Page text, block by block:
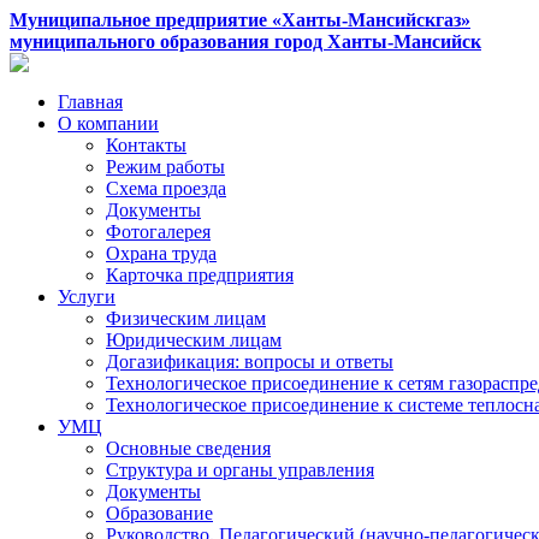
Муниципальное предприятие «Ханты-Мансийскгаз»
муниципального образования город Ханты-Мансийск
Главная
О компании
Контакты
Режим работы
Схема проезда
Документы
Фотогалерея
Охрана труда
Карточка предприятия
Услуги
Физическим лицам
Юридическим лицам
Догазификация: вопросы и ответы
Технологическое присоединение к сетям
Технологическое присоединение к системе
УМЦ
Основные сведения
Структура и органы управления
Документы
Образование
Руководство. Педагогический (научно-